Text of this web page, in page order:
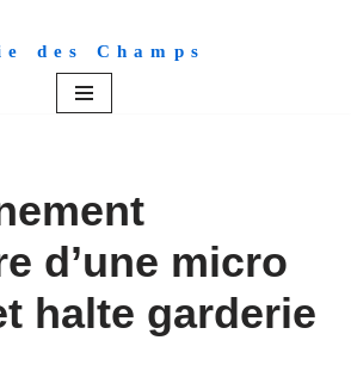
des Champs
d’une micro
halte garderie